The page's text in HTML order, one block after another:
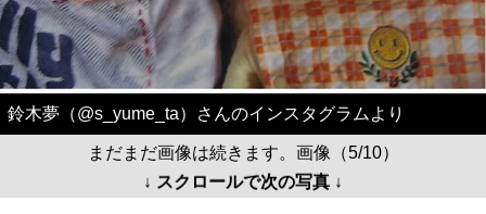
鈴木夢（@s_yume_ta）さんのインスタグラムより
まだまだ画像は続きます。画像（5/10）
↓ スクロールで次の写真 ↓